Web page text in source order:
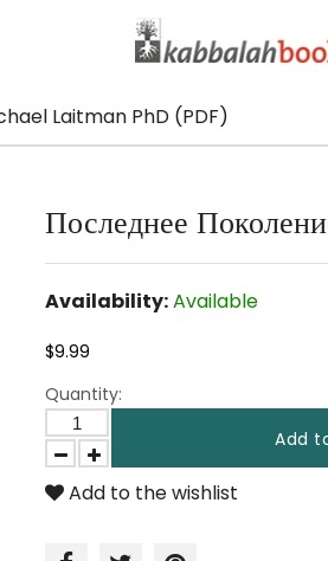
Laitman PhD (PDF)
Последнее
Availability:Available
$9.99
Quantity:
Add
Add to the wishlist